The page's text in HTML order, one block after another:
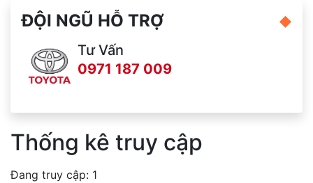
ĐỘI NGŨ HỖ TRỢ
Tư Vấn
0971 187 009
Thống kê truy cập
Đang truy cập: 1